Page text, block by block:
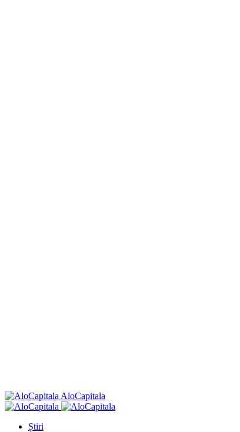
AloCapitala
Știri